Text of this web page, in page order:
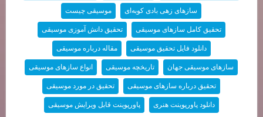
سازهای زهی بادی کوبه‌ای موسیقی چیست
تحقیق کامل سازهای موسیقی تحقیق دانش آموزی موسیقی
دانلود فایل تحقیق موسیقی مقاله درباره موسیقی
سازهای موسیقی جهان تاریخچه موسیقی انواع سازهای موسیقی
تحقیق درباره سازهای موسیقی تحقیق در مورد موسیقی
دانلود پاورپوینت هنری پاورپوینت قابل ویرایش موسیقی